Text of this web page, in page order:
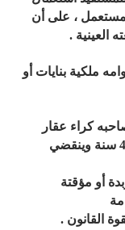
، على أن
العينية .
ملكية بنايات أو
كراء عقار
الغير لمدة تفوق 10سنوات دون أن تتجاوز 40 سنة وينقضي
أو مؤقتة
القانون .